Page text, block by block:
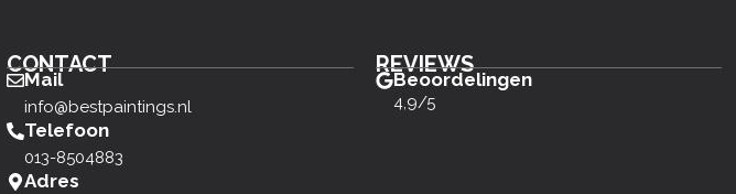
CONTACT
Mail
info@bestpaintings.nl
Telefoon
013-8504883
Adres
REVIEWS
Beoordelingen
4,9/5